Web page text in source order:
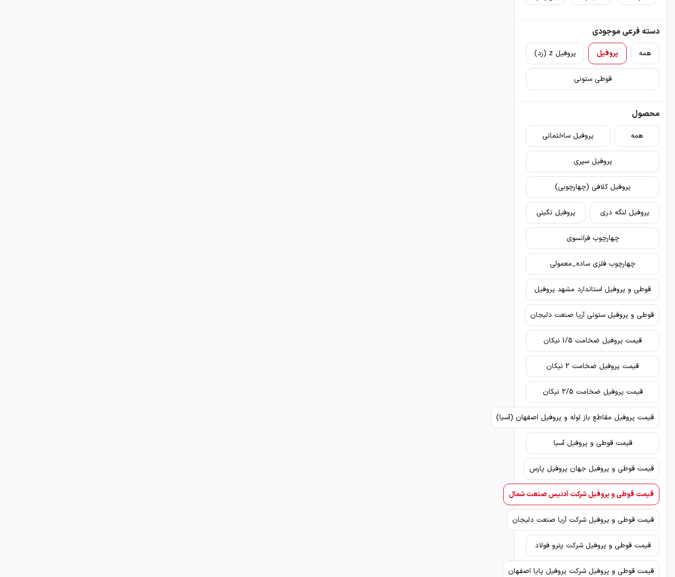
دسته فرعی موجودی
همه پروفیل پروفیل z (زد)
قوطی ستونی
محصول
همه پروفیل ساختمانی
پروفیل سپری
پروفیل کلافی (چهارچوبی)
پروفیل لنگه دری پروفیل نگینی
چهارچوب فرانسوی
چهارچوب فلزی ساده_معمولی
قوطی و پروفیل استاندارد مشهد پروفیل
قوطی و پروفیل ستونی آریا صنعت دلیجان
قیمت پروفیل ضخامت 1/5 نیکان
قیمت پروفیل ضخامت 2 نیکان
قیمت پروفیل ضخامت 2/5 نیکان
قیمت پروفیل مقاطع باز لوله و پروفیل اصفهان (آسیا)
قیمت قوطی و پروفیل آسیا
قیمت قوطی و پروفیل جهان پروفیل پارس
قیمت قوطی و پروفیل شرکت آدنیس صنعت شمال
قیمت قوطی و پروفیل شرکت آریا صنعت دلیجان
قیمت قوطی و پروفیل شرکت پترو فولاد
قیمت قوطی و پروفیل شرکت پروفیل پایا اصفهان